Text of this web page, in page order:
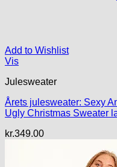
Add to Wishlist
Vis
Julesweater
Årets julesweater: Sexy
Ugly Christmas Sweater
kr.349.00